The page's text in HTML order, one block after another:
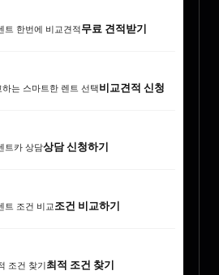
트 한번에 비교견적무료 견적받기
는 스마트한 렌트 선택비교견적 신청
트카 상담상담 신청하기
트 조건 비교조건 비교하기
조건 찾기최적 조건 찾기